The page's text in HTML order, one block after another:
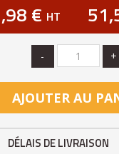
€ HT
- +
AJOUTER AU
DÉLAIS DE LIVRAISON